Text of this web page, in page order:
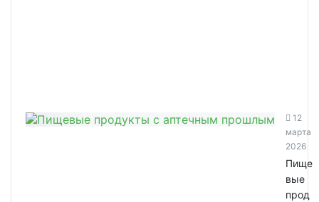
12
марта
2026
Пище
вые
прод